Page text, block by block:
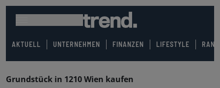
AKTUELL UNTERNEHMEN FINANZEN LIFESTYLE
Grundstück in 1210 Wien kaufen